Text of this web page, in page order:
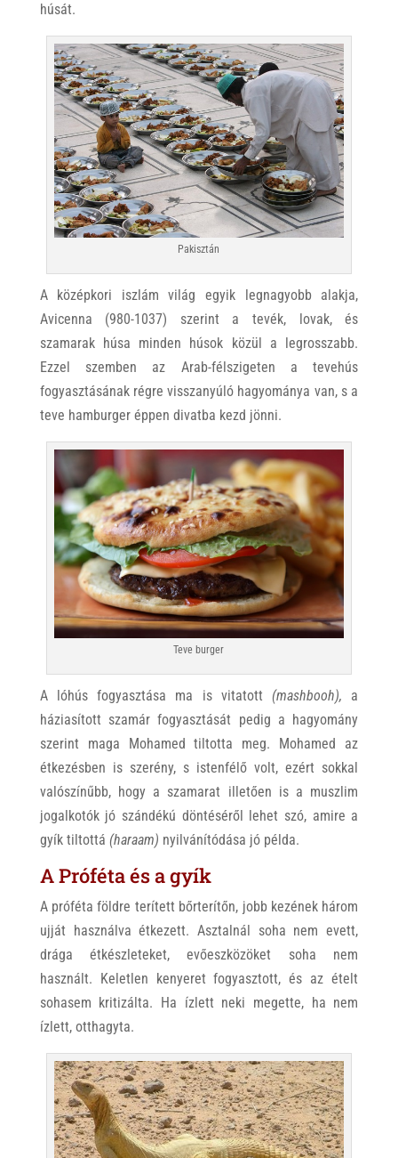
húsát.
Pakisztán
A középkori iszlám világ egyik legnagyobb alakja,
Avicenna (980-1037) szerint a tevék, lovak, és
szamarak húsa minden húsok közül a legrosszabb.
Ezzel szemben az Arab-félszigeten a tevehús
fogyasztásának régre visszanyúló hagyománya van, s a
teve hamburger éppen divatba kezd jönni.
Teve burger
A lóhús fogyasztása ma is vitatott (mashbooh), a
háziasított szamár fogyasztását pedig a hagyomány
szerint maga Mohamed tiltotta meg. Mohamed az
étkezésben is szerény, s istenfélő volt, ezért sokkal
valószínűbb, hogy a szamarat illetően is a muszlim
jogalkotók jó szándékú döntéséről lehet szó, amire a
gyík tiltottá (haraam) nyilvánítódása jó példa.
A Próféta és a gyík
A próféta földre terített bőrterítőn, jobb kezének három
ujját használva étkezett. Asztalnál soha nem evett,
drága étkészleteket, evőeszközöket soha nem
használt. Keletlen kenyeret fogyasztott, és az ételt
sohasem kritizálta. Ha ízlett neki megette, ha nem
ízlett, otthagyta.